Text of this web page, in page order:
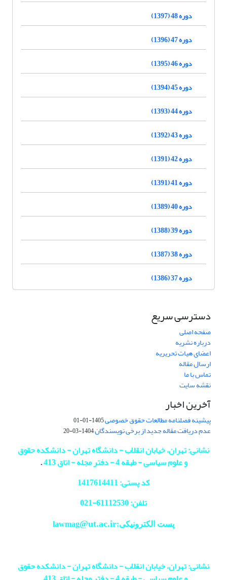
دوره 48 (1397)
دوره 47 (1396)
دوره 46 (1395)
دوره 45 (1394)
دوره 44 (1393)
دوره 43 (1392)
دوره 42 (1391)
دوره 41 (1391)
دوره 40 (1389)
دوره 39 (1388)
دوره 38 (1387)
دوره 37 (1386)
دسترسی سریع
صفحه اصلی
درباره نشریه
اعضای هیات تحریریه
ارسال مقاله
تماس با ما
نقشه سایت
آخرین اخبار
پیشینه فصلنامه مطالعات حقوق خصوصی1405-01-01
عدم دریافت مقاله جدید از برخی نویسندگان1404-03-20
نشانی: تهران، خیابان انقلاب - دانشگاه تهران - دانشکده حقوق
و علوم سیاسی - طبقه 4 - دفتر مجله - اتاق 413
.
کد پستی: 1417614411
تلفن: 61112530-
021
پست الکترونیکی:lawmag@ut.ac.ir
نشانی: تهران، خیابان انقلاب - دانشگاه تهران - دانشکده حقوق